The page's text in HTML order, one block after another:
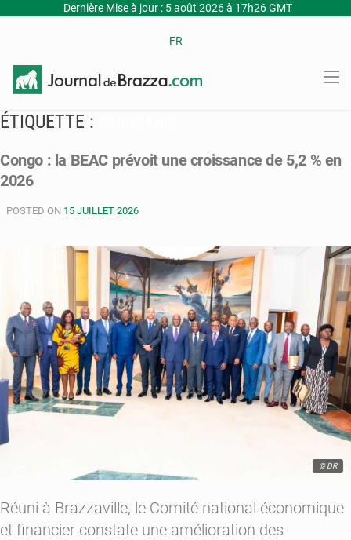
Dernière Mise à jour : 5 août 2026 à 17h26 GMT
FR
ÉTIQUETTE :
Congo : la BEAC prévoit une croissance de 5,2 % en
2026
POSTED ON 15 JUILLET 2026
© DR
Réuni à Brazzaville, le Comité national économique
et financier constate une amélioration des